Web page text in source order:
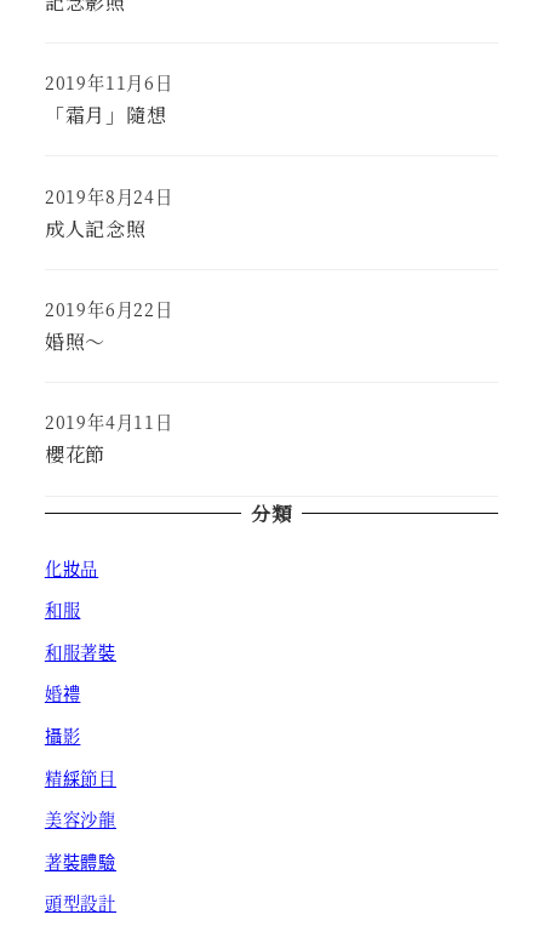
f
r
「霜月」隨想
Published
2019年11月6日
成人記念照
Published
2019年8月24日
婚照～
Published
2019年6月22日
櫻花節
Published
2019年4月11日
分類
化妝品
和服
和服著裝
婚禮
攝影
精綵節目
美容沙龍
著裝體驗
頭型設計